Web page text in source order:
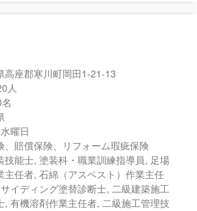
高座郡寒川町岡田1-21-13
人
曜日
、賠償保険、リフォーム瑕疵保険
技能士, 塗装科・職業訓練指導員, 足場
主任者, 石綿（アスベスト）作業主任
イディング塗替診断士, 二級建築施工
, 有機溶剤作業主任者, 二級施工管理技